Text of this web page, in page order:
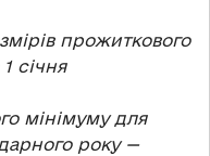
прожиткового
січня
мінімуму для
року —